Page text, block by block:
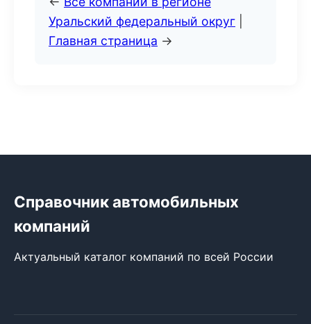
Уральский федеральный округ
Главная страница →
Справочник автомобильных
компаний
Актуальный каталог компаний по всей России